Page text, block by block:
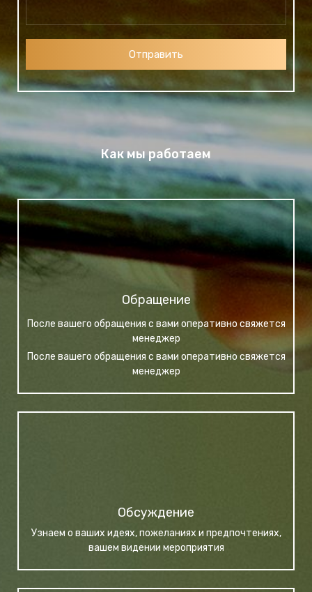
Отправить
Как мы работаем
Обращение
После вашего обращения с вами оперативно свяжется
менеджер
После вашего обращения с вами оперативно свяжется
менеджер
Обсуждение
Узнаем о ваших идеях, пожеланиях и предпочтениях,
вашем видении мероприятия